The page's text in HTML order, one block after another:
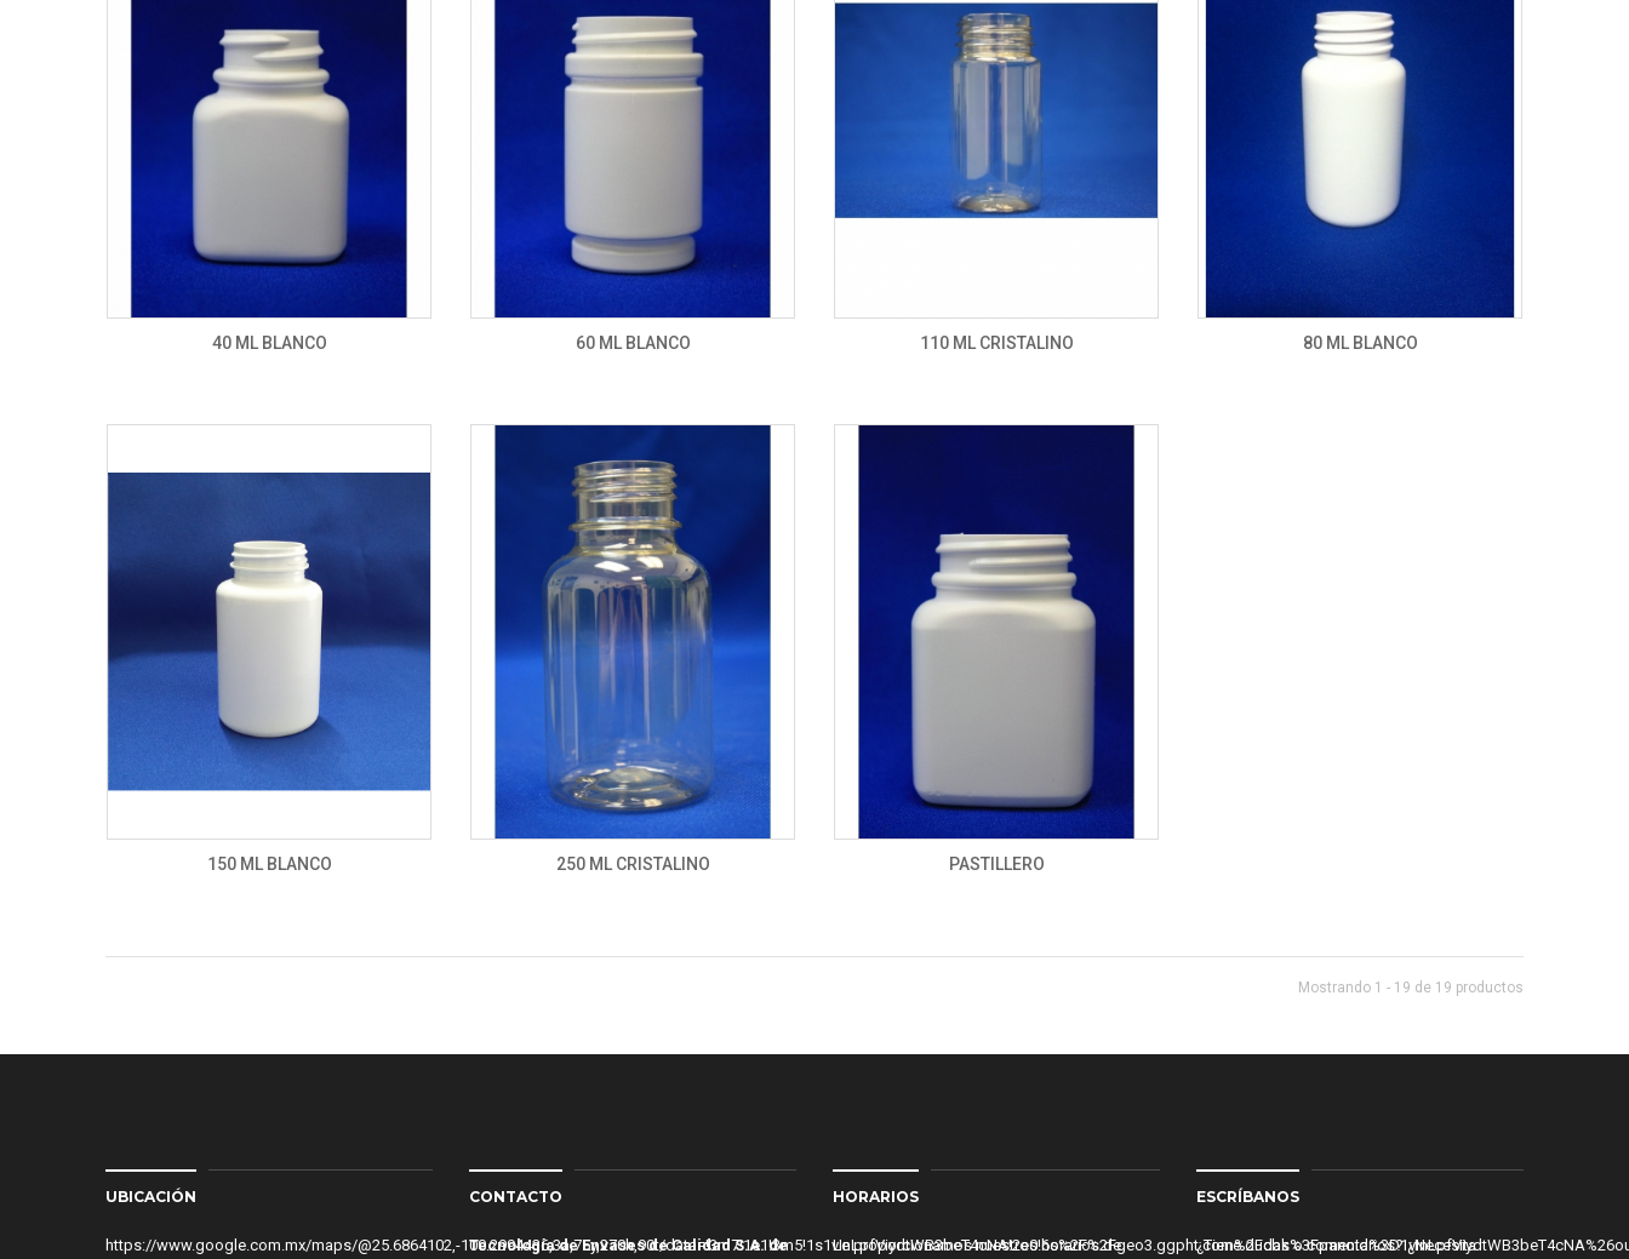
40 ML BLANCO 60 ML BLANCO 110 ML CRISTALINO 80 ML BLANCO
150 ML BLANCO 250 ML CRISTALINO PASTILLERO
Mostrando 1 - 19 de 19 productos
UBICACIÓN
https://www.google.com.mx/maps/@25.6864102,-100.2994436,3a,75y,270h,90t/
CONTACTO
Tecnología de Envases de Calidad S.A. de
HORARIOS
Le proporcionamos nuestros horarios de
ESCRÍBANOS
¿Tiene dudas o comentarios? ¿Necesita